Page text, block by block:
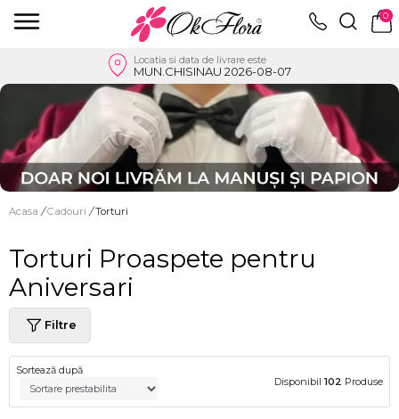
0
Locatia si data de livrare este
MUN.CHISINAU 2026-08-07
Acasa / Cadouri / Torturi
Torturi Proaspete pentru
Aniversari
Filtre
Sortează după
Disponibil 102 Produse